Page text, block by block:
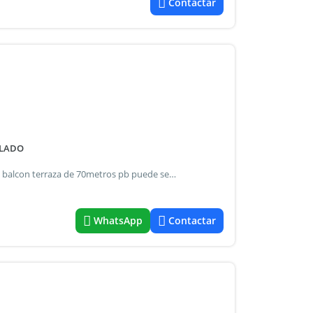
Departamento de 2 dormitorios con una excelente vista y balcon terraza de 70metros pb puede ser temporario u$s 1000 0 1200 dependiendo el periodo impecable departamento en una planta con gran balcon terraza gran living comedor cocina integrada con lavadero incluido, dos banos completos dormitorio principal en suite con bano privado cochera edificio cuenta con amplios jardines, cocheras de cortesia, pile con solariun zoom para festejar cumpleanos. Muy cerca de paseo champagnat y la universidad del salvador
WhatsApp Contactar